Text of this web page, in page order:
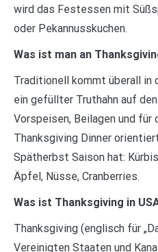
wird das Festessen mit
oder Pekannusskuchen.
Was ist man an
Traditionell kommt überall in
ein gefüllter Truthahn auf
Vorspeisen, Beilagen und für
Thanksgiving Dinner
Spätherbst Saison hat:
Äpfel, Nüsse, Cranberries.
Was ist Thanksgiving in
Thanksgiving (englisch für
Vereinigten Staaten und